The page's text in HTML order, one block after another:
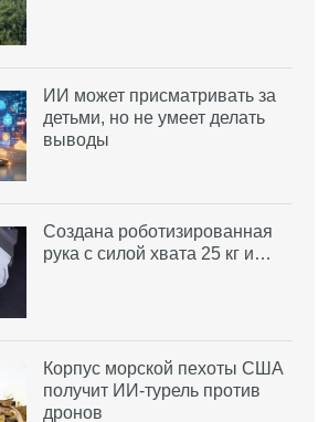
ИИ может присматривать за
детьми, но не умеет делать
выводы
Создана роботизированная
рука с силой хвата 25 кг и…
Корпус морской пехоты США
получит ИИ-турель против
дронов